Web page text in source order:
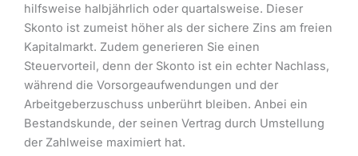
hilfsweise halbjährlich oder quartalsweise. Dieser
Skonto ist zumeist höher als der sichere Zins am freien
Kapitalmarkt. Zudem generieren Sie einen
Steuervorteil, denn der Skonto ist ein echter Nachlass,
während die Vorsorgeaufwendungen und der
Arbeitgeberzuschuss unberührt bleiben. Anbei ein
Bestandskunde, der seinen Vertrag durch Umstellung
der Zahlweise maximiert hat.